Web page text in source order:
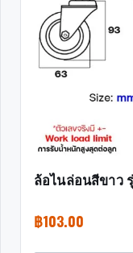
ล้อไนล่อนสีขาว
฿103.00